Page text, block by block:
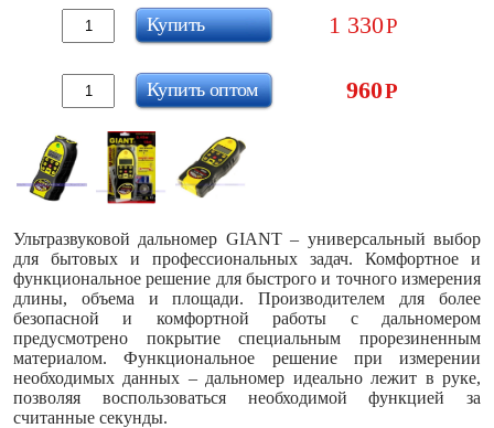
1 330Р
Купить
960Р
Купить оптом
Ультразвуковой дальномер GIANT – универсальный выбор
для бытовых и профессиональных задач. Комфортное и
функциональное решение для быстрого и точного измерения
длины, объема и площади. Производителем для более
безопасной и комфортной работы с дальномером
предусмотрено покрытие специальным прорезиненным
материалом. Функциональное решение при измерении
необходимых данных – дальномер идеально лежит в руке,
позволяя воспользоваться необходимой функцией за
считанные секунды.